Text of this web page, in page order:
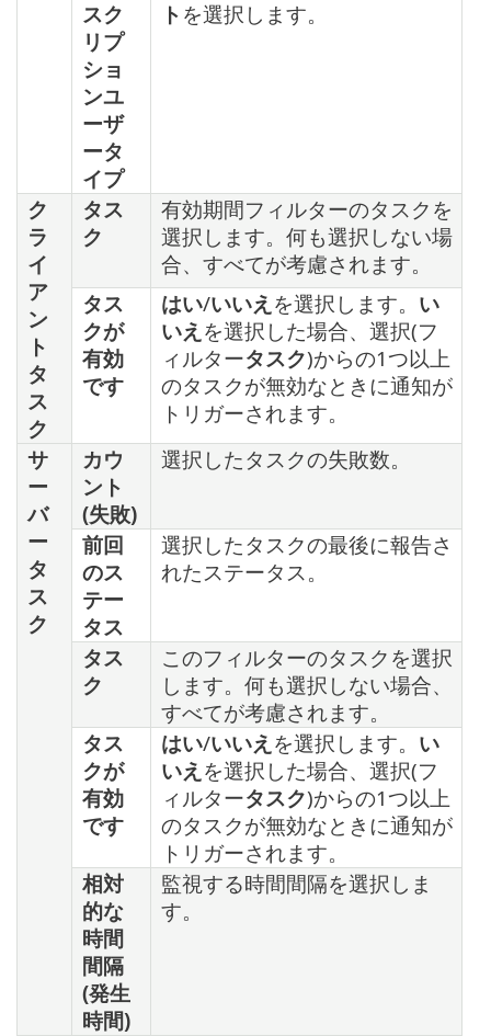
スク
リプ
ショ
ンユ
ーザ
ータ
イプ
ト を選択します。
ク
ラ
イ
ア
ン
ト
タ
ス
ク
タス
ク
有効期間フィルターのタスクを
選択します。何も選択しない場
合、すべてが考慮されます。
タス
クが
有効
です
はい/いいえ を選択します。 い
いえ を選択した場合、選択(フ
ィルタータスク)からの1つ以上
のタスクが無効なときに通知が
トリガーされます。
サ
ー
バ
ー
タ
ス
ク
カウ
ント
(失敗)
選択したタスクの失敗数。
前回
のス
テー
タス
選択したタスクの最後に報告さ
れたステータス。
タス
ク
このフィルターのタスクを選択
します。何も選択しない場合、
すべてが考慮されます。
タス
クが
有効
です
はい/いいえ を選択します。 い
いえ を選択した場合、選択(フ
ィルタータスク)からの1つ以上
のタスクが無効なときに通知が
トリガーされます。
相対
的な
時間
間隔
(発生
時間)
監視する時間間隔を選択しま
す。